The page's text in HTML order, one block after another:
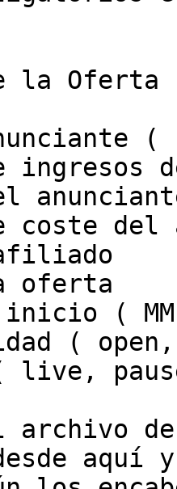
la Oferta
(
ingresos
coste
oferta
( MM-
(
live,
archivo
aquí